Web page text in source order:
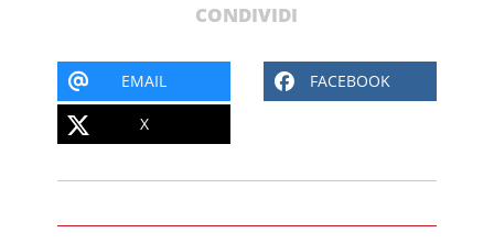
CONDIVIDI
EMAIL FACEBOOK
X